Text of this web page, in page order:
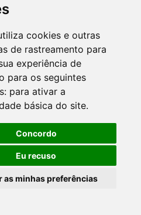
cookies e outras
de rastreamento para
experiência de
para os seguintes
para ativar a
básica do site.
Concordo
Eu recuso
as minhas preferências